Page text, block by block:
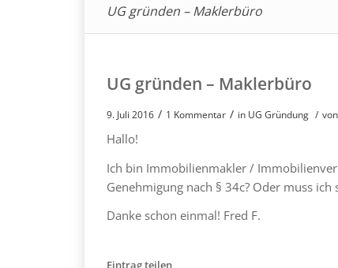
UG gründen – Maklerbüro
UG gründen – Maklerbüro
9. Juli 2016 / 1 Kommentar / in UG Gründung /
Hallo!
Ich bin Immobilienmakler /
Genehmigung nach § 34c? Oder muss ich
Danke schon einmal! Fred F.
Eintrag teilen